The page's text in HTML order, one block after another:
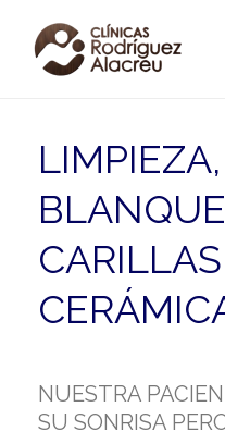
LIMPIEZA,
NUESTRA
SU SONRISA